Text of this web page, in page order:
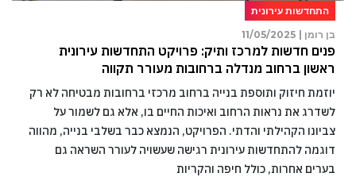
התחדשות עירונית
בן רומן |
11/05/2025
פנים חדשות למרכז ותיק: פרויקט התחדשות עירונית
ראשון ברחוב מנדלה ברחובות מעורר תקווה
יוזמת חיזוק ותוספת בנייה ברחוב מרכזי ברחובות מבטיחה לא רק
לשדרג את נראות הרחוב ואיכות החיים בו, אלא גם לשמור על
צביונו הקהילתי והדתי. הפרויקט, הנמצא כבר בשלבי בנייה, מהווה
דוגמה להתחדשות עירונית רגישה שעשויה לעורר השראה גם
בערים אחרות, כולל חיפה והקריות